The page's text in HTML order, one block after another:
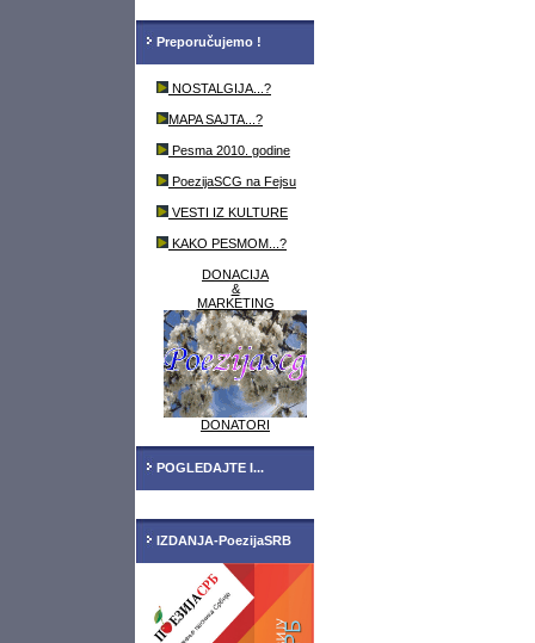
Preporučujemo !
NOSTALGIJA...?
MAPA SAJTA...?
Pesma 2010. godine
PoezijaSCG na Fejsu
VESTI IZ KULTURE
KAKO PESMOM...?
DONACIJA
&
MARKETING
DONATORI
POGLEDAJTE I...
IZDANJA-PoezijaSRB